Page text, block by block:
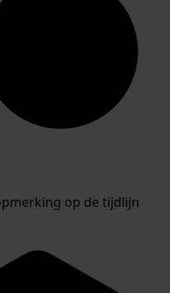
op de tijdlijn